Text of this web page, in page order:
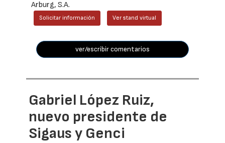
Arburg, S.A.
Solicitar información Ver stand virtual
ver/escribir comentarios
Gabriel López Ruiz,
nuevo presidente de
Sigaus y Genci